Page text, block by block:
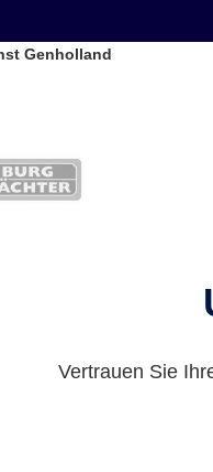
Genholland
Vertrauen Sie